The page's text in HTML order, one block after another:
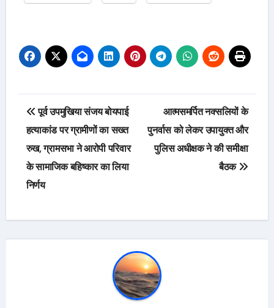
Post
navigation
पूर्व उपमुखिया संजय बोयपाई
हत्याकांड पर ग्रामीणों का सख्त
रुख, ग्रामसभा ने आरोपी परिवार
के सामाजिक बहिष्कार का लिया
निर्णय
आत्मसमर्पित नक्सलियों के
पुनर्वास को लेकर उपायुक्त और
पुलिस अधीक्षक ने की समीक्षा
बैठक